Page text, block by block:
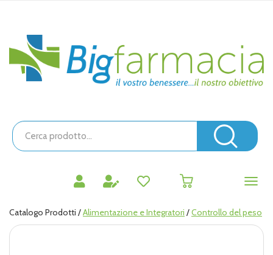
principaleBigfarmacia
Cerca
Prodotto
Catalogo Prodotti /Alimentazione e Integratori /Controllo del peso